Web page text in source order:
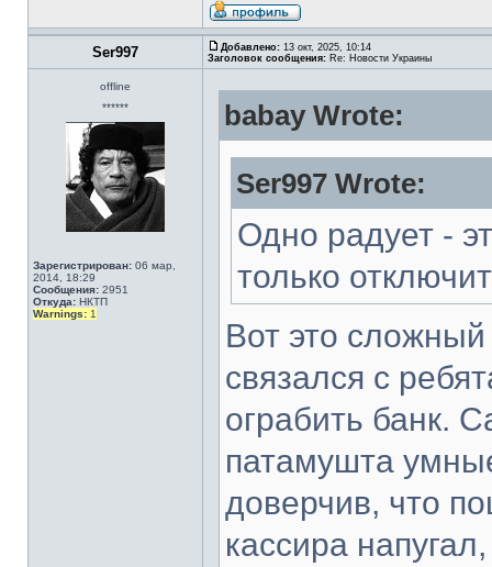
Ser997 Добавлено: 13 окт, 2025, 10:14
Заголовок сообщения: Re: Новости Украины
offline
******
Зарегистрирован: 06 мар,
2014, 18:29
Сообщения: 2951
Откуда: НКТП
Warnings: 1
babay Wrote:
Ser997 Wrote:
Одно радует -
только
Вот это
связался с
ограбить банк.
патамушта
доверчив, что
кассира